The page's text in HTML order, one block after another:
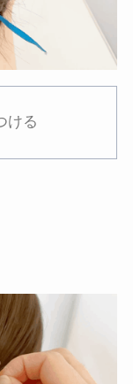
ける